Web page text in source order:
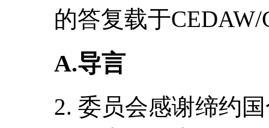
的答复载于
A.导言
2. 委员会感谢缔约